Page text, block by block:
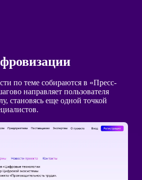
по теме собираются в «Пресс-
направляет пользователя
становясь еще одной точкой